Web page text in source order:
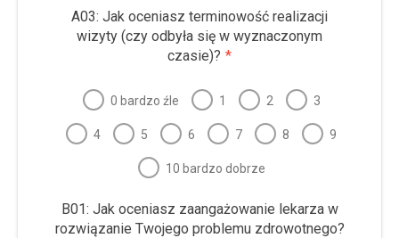
A03: Jak oceniasz terminowość realizacji
wizyty (czy odbyła się w wyznaczonym
czasie)? *
0 bardzo źle 1 2 3
4 5 6 7 8 9
10 bardzo dobrze
B01: Jak oceniasz zaangażowanie lekarza w
rozwiązanie Twojego problemu zdrowotnego?